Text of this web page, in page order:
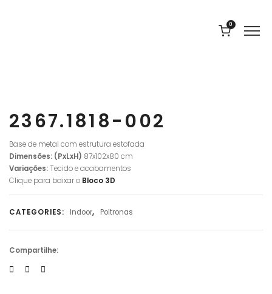
0
2367.1818-002
Base de metal com estrutura estofada
Dimensões: (PxLxH) 87x102x80 cm
Variações: Tecido e acabamentos
Clique para baixar o Bloco 3D
CATEGORIES: Indoor, Poltronas
Compartilhe: